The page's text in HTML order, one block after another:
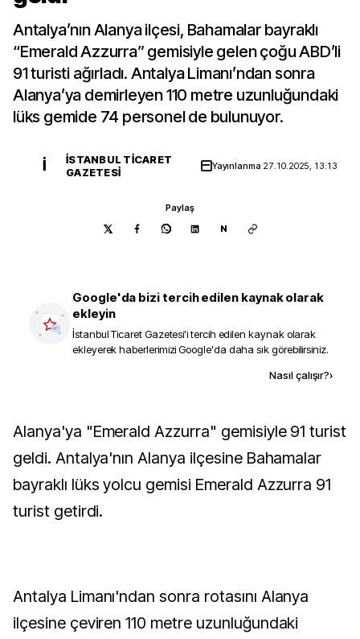
Antalya’nın Alanya ilçesi, Bahamalar bayraklı
“Emerald Azzurra” gemisiyle gelen çoğu ABD’li
91 turisti ağırladı. Antalya Limanı’ndan sonra
Alanya’ya demirleyen 110 metre uzunluğundaki
lüks gemide 74 personel de bulunuyor.
İ
İSTANBUL TICARET
GAZETESI
Yayınlanma 27.10.2025, 13:13
Paylaş
N
Google'da bizi tercih edilen kaynak olarak
ekleyin
İstanbul Ticaret Gazetesi'i tercih edilen kaynak olarak
ekleyerek haberlerimizi Google'da daha sık görebilirsiniz.
Nasıl çalışır?›
Alanya'ya "Emerald Azzurra" gemisiyle 91 turist
geldi. Antalya'nın Alanya ilçesine Bahamalar
bayraklı lüks yolcu gemisi Emerald Azzurra 91
turist getirdi.
Antalya Limanı'ndan sonra rotasını Alanya
ilçesine çeviren 110 metre uzunluğundaki